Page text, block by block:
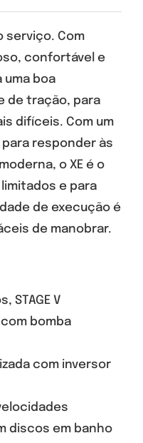
serviço. Com
confortável e
boa
de tração, para
difíceis. Com um
responder às
o XE é o
e para
de execução é
de manobrar.
STAGE V
bomba
com inversor
discos em banho